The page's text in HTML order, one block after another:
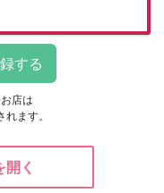
店は
れます。
く